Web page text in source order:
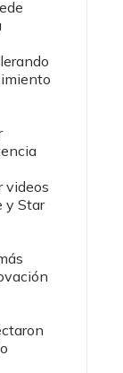
videos
y Star